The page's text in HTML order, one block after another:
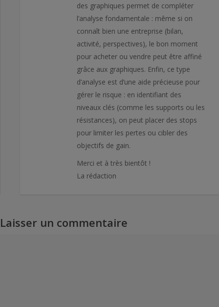
des graphiques permet de compléter
l’analyse fondamentale : même si on
connaît bien une entreprise (bilan,
activité, perspectives), le bon moment
pour acheter ou vendre peut être affiné
grâce aux graphiques. Enfin, ce type
d’analyse est d’une aide précieuse pour
gérer le risque : en identifiant des
niveaux clés (comme les supports ou les
résistances), on peut placer des stops
pour limiter les pertes ou cibler des
objectifs de gain.
Merci et à très bientôt !
La rédaction
Laisser un commentaire